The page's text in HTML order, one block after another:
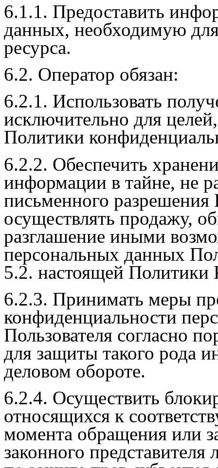
6.1.1. Предоставить
данных, необходимую
ресурса.
6.2. Оператор обязан:
6.2.1. Использовать
исключительно для
Политики
6.2.2. Обеспечить
информации в тайне, не
письменного разрешения
осуществлять продажу,
разглашение иными
персональных данных
5.2. настоящей Политики
6.2.3. Принимать меры
конфиденциальности
Пользователя согласно
для защиты такого рода
деловом обороте.
6.2.4. Осуществить
относящихся к
момента обращения или
законного